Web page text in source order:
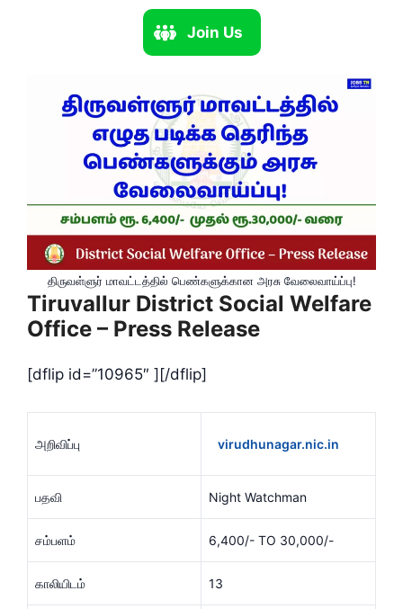
Join Us
திருவள்ளுர்‌ மாவட்டத்தில்‌ பெண்களுக்கான அரசு வேலைவாய்ப்பு!
Tiruvallur District Social Welfare
Office – Press Release
[dflip id=”10965″ ][/dflip]
அறிவிப்பு virudhunagar.nic.in
பதவி Night Watchman
சம்பளம் 6,400/- TO 30,000/-
காலியிடம் 13